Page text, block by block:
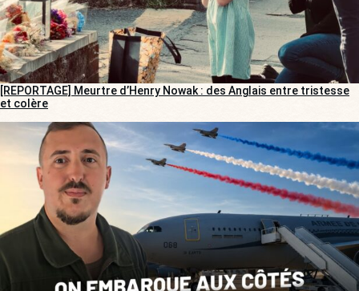
[REPORTAGE] Meurtre d’Henry Nowak : des Anglais entre tristesse
et colère